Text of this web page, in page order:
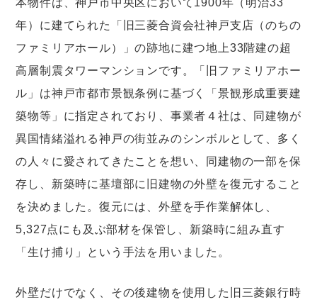
年）に建てられた「旧三菱合資会社神戸支店（のちの
ファミリアホール）」の跡地に建つ地上33階建の超
高層制震タワーマンションです。「旧ファミリアホー
ル」は神戸市都市景観条例に基づく「景観形成重要建
築物等」に指定されており、事業者４社は、同建物が
異国情緒溢れる神戸の街並みのシンボルとして、多く
の人々に愛されてきたことを想い、同建物の一部を保
存し、新築時に基壇部に旧建物の外壁を復元すること
を決めました。復元には、外壁を手作業解体し、
5,327点にも及ぶ部材を保管し、新築時に組み直す
「生け捕り」という手法を用いました。
外壁だけでなく、その後建物を使用した旧三菱銀行時